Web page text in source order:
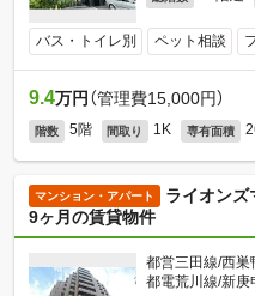
バス・トイレ別 ペット相談
9.4万円 （管理費15,000円）
階数 5階 間取り 1K 専有面積
マンション・アパート
ライオンズ
9ヶ月の賃貸物件
都営三田線/西巣
都電荒川線/新